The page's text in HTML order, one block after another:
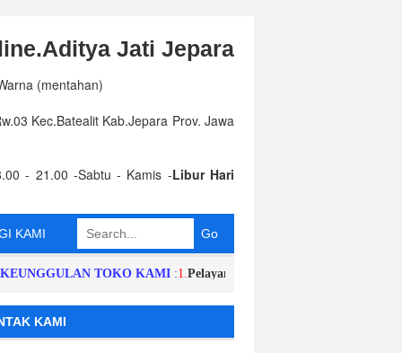
Jati Jepara
(mentahan)
Kec.Batealit Kab.Jepara Prov. Jawa
- 21.00 -Sabtu - Kamis -Libur Hari
KAMI
TOKO KAMI:1.Pelayanan dan Respon Order
KAMI